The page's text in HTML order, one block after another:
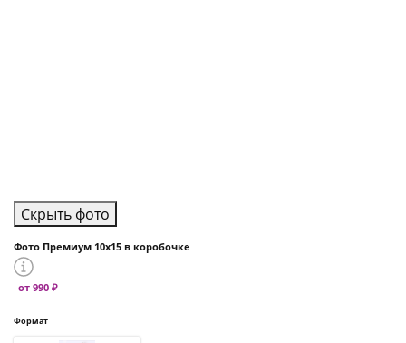
Скрыть фото
Фото Премиум 10х15 в коробочке
от 990 ₽
Формат